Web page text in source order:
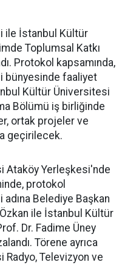
ile İstanbul Kültür
Toplumsal Katkı
Protokol kapsamında,
bünyesinde faaliyet
Kültür Üniversitesi
Bölümü iş birliğinde
ortak projeler ve
geçirilecek.
Ataköy Yerleşkesi'nde
protokol
Belediye Başkan
ile İstanbul Kültür
Dr. Fadime Üney
Törene ayrıca
Televizyon ve